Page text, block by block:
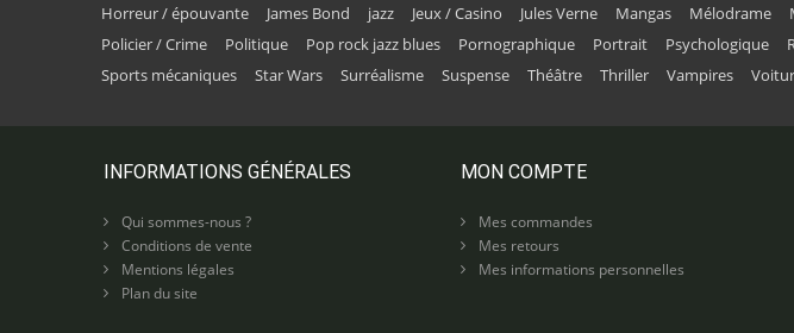
Horreur / épouvante
James Bond jazz Jeux / Casino Jules Verne Mangas Mélodrame
Policier / Crime
Politique Pop rock jazz blues Pornographique Portrait Psychologique
Sports mécaniques
Star Wars Surréalisme Suspense Théâtre Thriller Vampires
INFORMATIONS GÉNÉRALES
Qui sommes-nous ?
Conditions de vente
Mentions légales
Plan du site
MON COMPTE
Mes commandes
Mes retours
Mes informations personnelles